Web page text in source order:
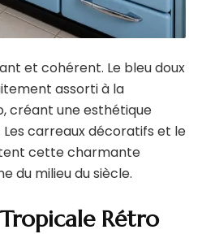
et cohérent. Le bleu doux
assorti à la
créant une esthétique
carreaux décoratifs et le
cette charmante
du milieu du siècle.
Rétro